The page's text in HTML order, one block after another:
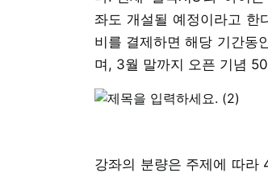
좌도 개설될 예정이라고 한
비를 결제하면 해당 기간동
며, 3월 말까지 오픈 기념
강좌의 분량은 주제에 따라